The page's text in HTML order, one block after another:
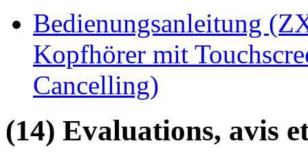
Bedienungsanleitung
Kopfhörer mit
Cancelling)
(14) Evaluations, avis